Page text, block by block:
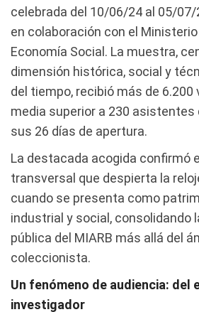
celebrada del 10/06/24 al 05/07/
en colaboración con el
Economía Social. La muestra,
dimensión histórica, social y
del tiempo, recibió más de
media superior a 230 asistentes
sus 26 días de apertura.
La destacada acogida confirmó
transversal que despierta la
cuando se presenta como
industrial y social, consolidando
pública del MIARB más allá del
coleccionista.
Un fenómeno de audiencia: del
investigador